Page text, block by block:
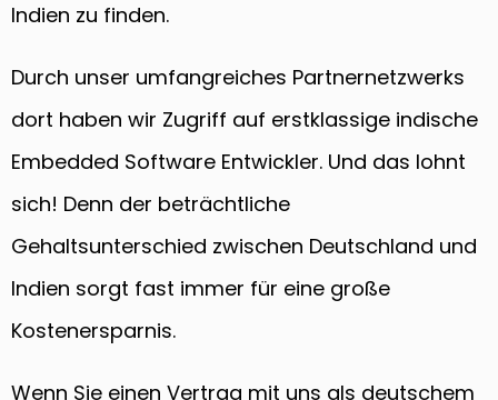
Indien zu finden.
Durch unser umfangreiches Partnernetzwerks
dort haben wir Zugriff auf erstklassige indische
Embedded Software Entwickler. Und das lohnt
sich! Denn der beträchtliche
Gehaltsunterschied zwischen Deutschland und
Indien sorgt fast immer für eine große
Kostenersparnis.
Wenn Sie einen Vertrag mit uns als deutschem